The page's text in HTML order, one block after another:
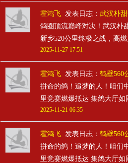
霍鸿飞 发表日志： 武汉朴
鸽圈顶流巅峰对决！武汉朴
新乡520公里终极之战，高
2025-11-27 17:51
霍鸿飞 发表日志： 鹤壁560
拼命的鸽！追梦的人！咱们
里竞赛燃爆抵达 集鸽大厅如
2025-11-21 06:35
霍鸿飞 发表日志： 鹤壁560
拼命的鸽！追梦的人！咱们
里竞赛燃爆抵达 集鸽大厅如